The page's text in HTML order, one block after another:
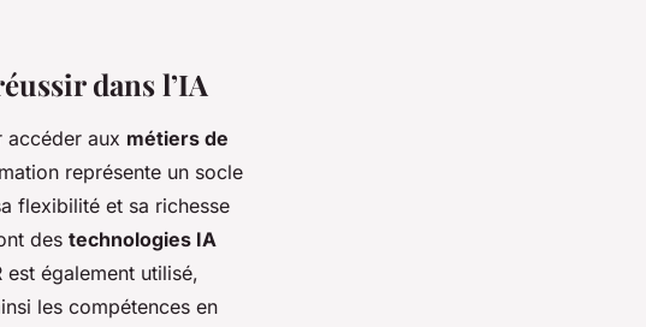
dans l’IA
accéder aux métiers de
représente un socle
flexibilité et sa richesse
des technologies IA
est également utilisé,
les compétences en